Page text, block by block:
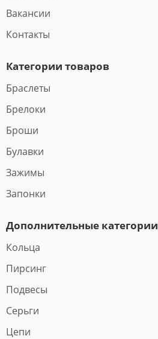
Вакансии
Контакты
Категории товаров
Браслеты
Брелоки
Броши
Булавки
Зажимы
Запонки
Дополнительные категории
Кольца
Пирсинг
Подвесы
Серьги
Цепи